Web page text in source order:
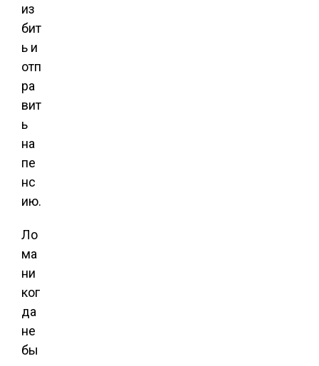
из
бит
ь и
отп
ра
вит
ь
на
пе
нс
ию.
Ло
ма
ни
ког
да
не
бы